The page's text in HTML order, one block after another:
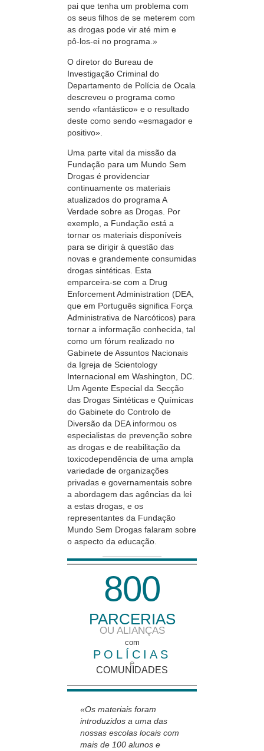
pai que tenha um problema com
os seus filhos de se meterem com
as drogas pode vir até mim e
pô-los-ei no programa.»
O diretor do Bureau de
Investigação Criminal do
Departamento de Polícia de Ocala
descreveu o programa como
sendo «fantástico» e o resultado
deste como sendo «esmagador e
positivo».
Uma parte vital da missão da
Fundação para um Mundo Sem
Drogas é providenciar
continuamente os materiais
atualizados do programa A
Verdade sobre as Drogas. Por
exemplo, a Fundação está a
tornar os materiais disponíveis
para se dirigir à questão das
novas e grandemente consumidas
drogas sintéticas. Esta
emparceira-se com a Drug
Enforcement Administration (DEA,
que em Português significa Força
Administrativa de Narcóticos) para
tornar a informação conhecida, tal
como um fórum realizado no
Gabinete de Assuntos Nacionais
da Igreja de Scientology
Internacional em Washington, DC.
Um Agente Especial da Secção
das Drogas Sintéticas e Químicas
do Gabinete do Controlo de
Diversão da DEA informou os
especialistas de prevenção sobre
as drogas e de reabilitação da
toxicodependência de uma ampla
variedade de organizações
privadas e governamentais sobre
a abordagem das agências da lei
a estas drogas, e os
representantes da Fundação
Mundo Sem Drogas falaram sobre
o aspecto da educação.
800
PARCERIAS
OU ALIANÇAS
com
POLÍCIAS
e
COMUNIDADES
«Os materiais foram
introduzidos a uma das
nossas escolas locais com
mais de 100 alunos e